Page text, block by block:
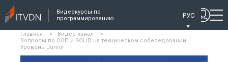
Видеокурсы по
программированию
РУС
Главная > Видео канал
>
Вопросы по ООП и SOLID на техническом собеседовании.
Уровень Junior